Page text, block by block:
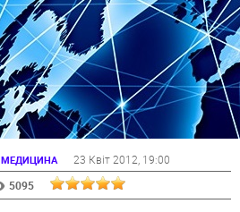
МЕДИЦИНА 23 Квіт 2012 , 19:00
5095